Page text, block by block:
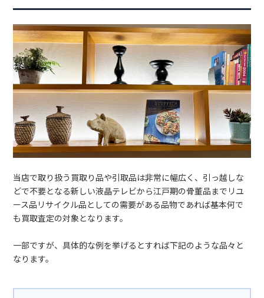
当店で取り扱う買取り品や引取品は非常に幅広く、引っ越しな
どで不要となる新しい液晶テレビから江戸期の骨董品までリユ
ース品リサイクル品としての需要がある品物であれば基本何で
も買取査定の対象となります。
一部ですが、具体的な例を挙げるとすれば下記のような品々と
なります。